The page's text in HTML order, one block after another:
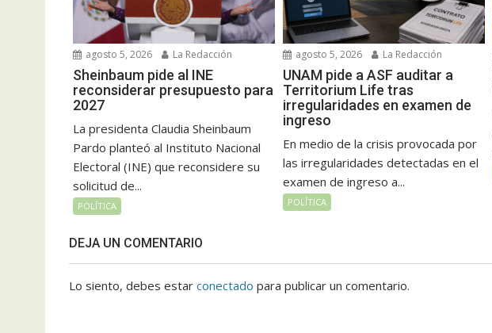
agosto 5, 2026 La Redacción
Sheinbaum pide al INE
reconsiderar presupuesto para
2027
La presidenta Claudia Sheinbaum
Pardo planteó al Instituto Nacional
Electoral (INE) que reconsidere su
solicitud de...
POLÍTICA
agosto 5, 2026 La Redacción
UNAM pide a ASF auditar a
Territorium Life tras
irregularidades en examen de
ingreso
En medio de la crisis provocada por
las irregularidades detectadas en el
examen de ingreso a...
POLÍTICA
DEJA UN COMENTARIO
Lo siento, debes estar conectado para publicar un comentario.